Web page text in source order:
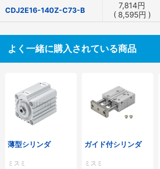
CDJ2E16-140Z-C73-B 7,814円
( 8,595円 )
よく一緒に購入されている商品
薄型シリンダ
ミスミ
ガイド付シリンダ
ミスミ